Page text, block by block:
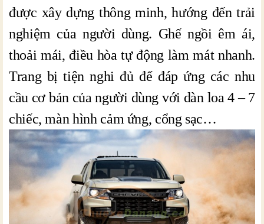
được xây dựng thông minh, hướng đến trải
nghiệm của người dùng. Ghế ngồi êm ái,
thoải mái, điều hòa tự động làm mát nhanh.
Trang bị tiện nghi đủ để đáp ứng các nhu
cầu cơ bản của người dùng với dàn loa 4 – 7
chiếc, màn hình cảm ứng, cổng sạc…